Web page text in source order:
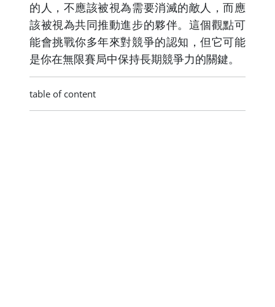
的人，不應該被視為需要消滅的敵人，而應
該被視為共同推動進步的夥伴。這個觀點可
能會挑戰你多年來對競爭的認知，但它可能
是你在無限賽局中保持長期競爭力的關鍵。
table of content